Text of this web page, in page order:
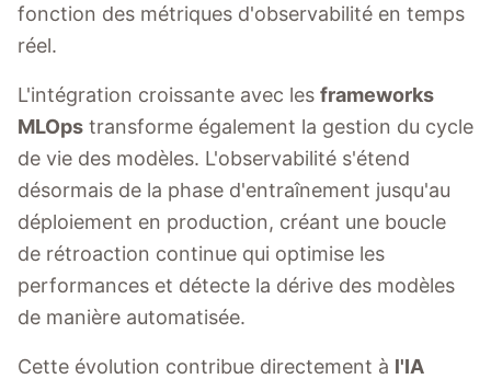
fonction des métriques d'observabilité en temps
réel.
L'intégration croissante avec les frameworks
MLOps transforme également la gestion du cycle
de vie des modèles. L'observabilité s'étend
désormais de la phase d'entraînement jusqu'au
déploiement en production, créant une boucle
de rétroaction continue qui optimise les
performances et détecte la dérive des modèles
de manière automatisée.
Cette évolution contribue directement à l'IA